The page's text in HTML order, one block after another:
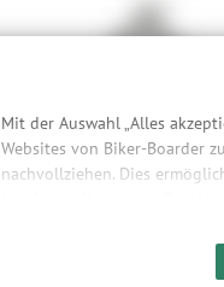
Mit der Auswahl „Alles
Websites von Biker-Boarder
nachvollziehen. Dies
bereitzustellen sowie
Daten auch an Drittanbieter
der Einbindung von
Produktempfehlungen und
Topeak Power Link Pro